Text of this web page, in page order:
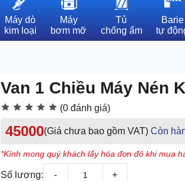
Máy dò
kim loại
Máy
bơm mỡ
Tủ
chống ẩm
Barie
tự
Van 1 Chiều Máy Nén
(0 đánh giá)
45000(Giá chưa bao gồm VAT) Còn
*Kính mong quý khách lấy hóa đơn đỏ khi mua
Số lượng: - +